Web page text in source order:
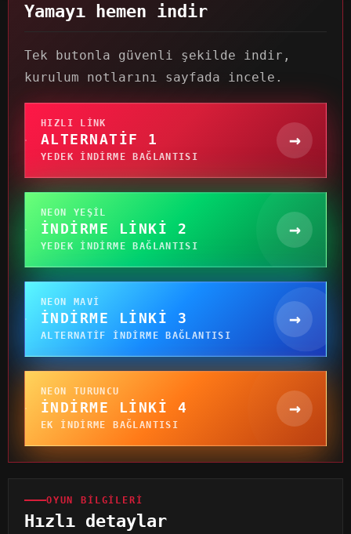
Yamayı hemen indir
Tek butonla güvenli şekilde indir,
kurulum notlarını sayfada incele.
HIZLI LINK
ALTERNATIF 1
YEDEK INDIRME BAĞLANTISI
→
NEON YEŞIL
İNDIRME LINKI 2
YEDEK INDIRME BAĞLANTISI
→
NEON MAVI
İNDIRME LINKI 3
ALTERNATIF INDIRME BAĞLANTISI
→
NEON TURUNCU
İNDIRME LINKI 4
EK INDIRME BAĞLANTISI
→
OYUN BILGILERI
Hızlı detaylar